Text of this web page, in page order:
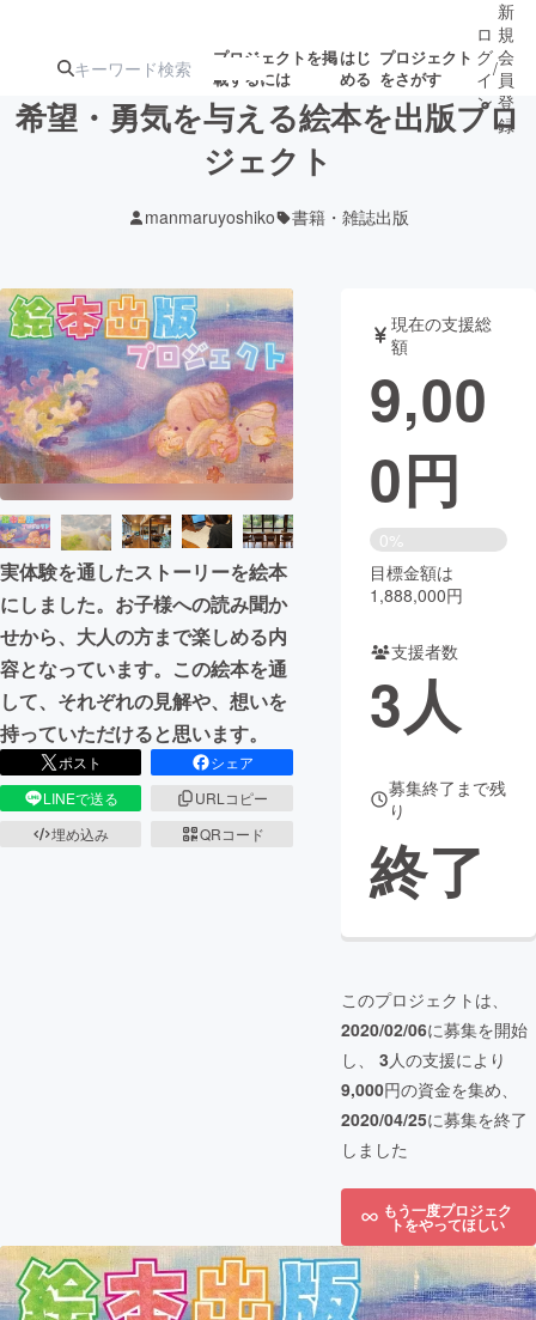
プロジェクトを掲
載するには
はじ
める
プロジェクト
をさがす
ターン
ジェクト
募集終了が近いプ
ロジェクト
アート・写真 音楽
テクノロジー・ガジェット ゲーム・サ
映像・映画 書籍・雑誌
ビジネス・起業 チャレンジ
まちづくり・地域活性化
CAMPFIRE for Social Good
CAMPFIRE Creation
CAMPFIREふるさと納税machi-ya コミュニティ
ロ
グ
イ
ン
/
新
規
会
員
登
録
希望・勇気を与える絵本を出版プロ
ジェクト
manmaruyoshiko 書籍・雑誌出版
実体験を通したストーリーを絵本
にしました。お子様への読み聞か
せから、大人の方まで楽しめる内
容となっています。この絵本を通
して、それぞれの見解や、想いを
持っていただけると思います。
ポスト
シェア
LINEで送る
URLコピー
埋め込み
QRコード
現在の支援総
額
9,00
0円
0%
目標金額は
1,888,000円
支援者数
3人
募集終了まで残
り
終了
このプロジェクトは、
2020/02/06に募集を開始
し、 3人の支援により
9,000円の資金を集め、
2020/04/25に募集を終了
しました
もう一度プロジェク
トをやってほしい